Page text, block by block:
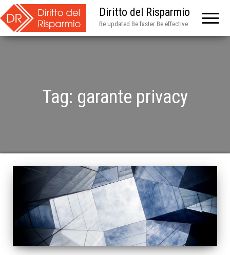
Diritto del Risparmio
Be updated Be faster Be effective
Tag: garante privacy